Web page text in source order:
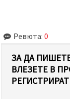
Ревюта: 0
ЗА ДА
ВЛЕЗЕТЕ В